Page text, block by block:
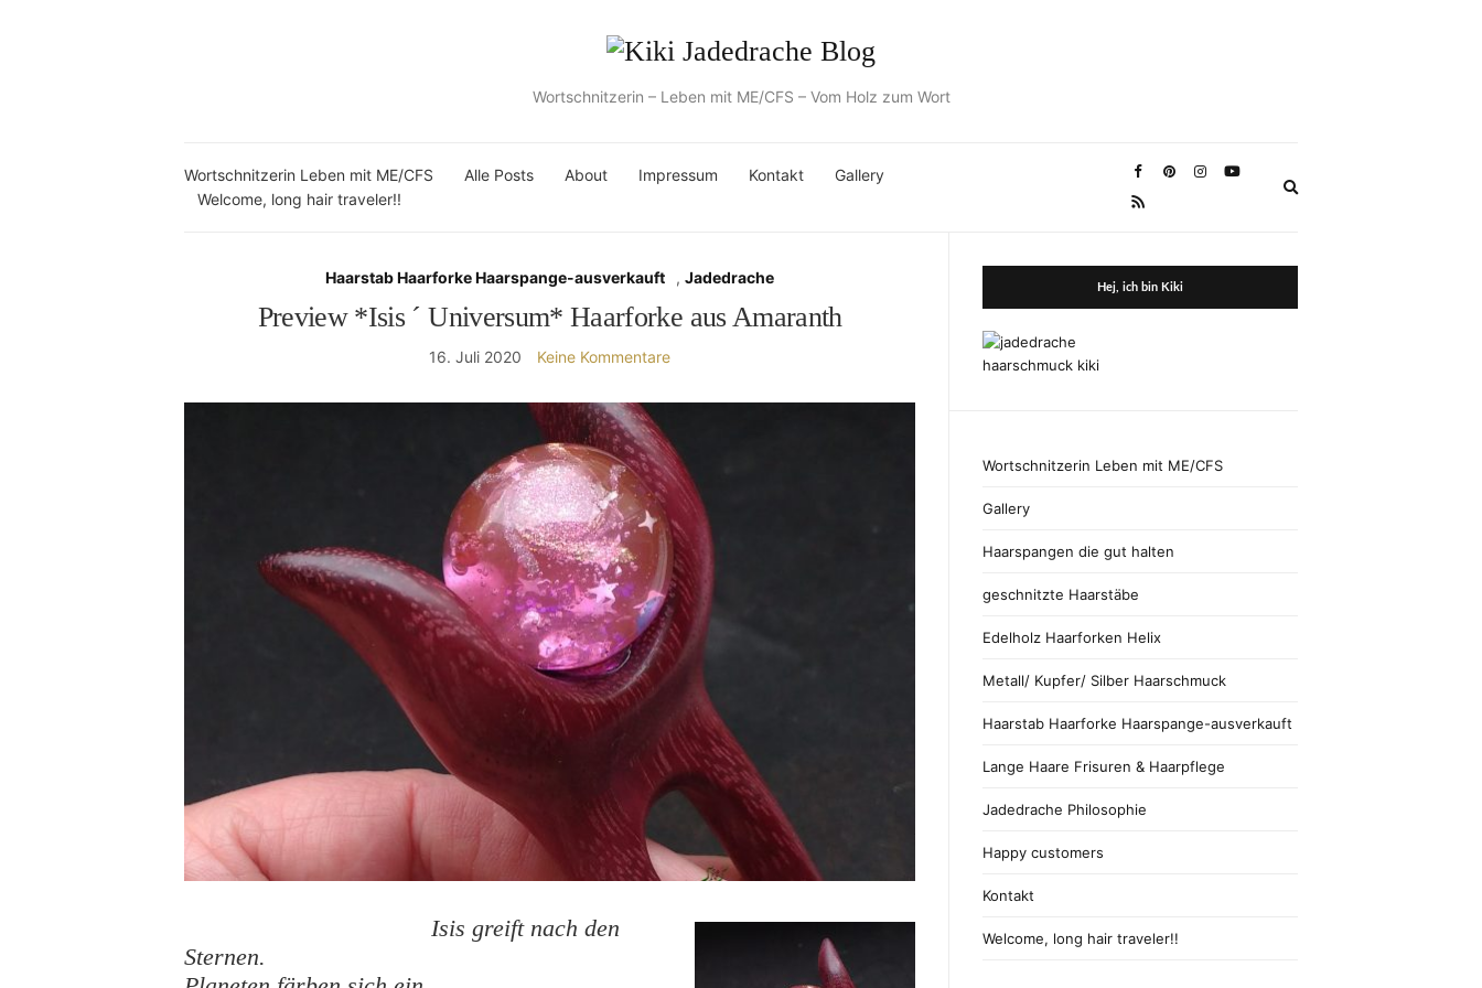
Wortschnitzerin – Leben mit ME/CFS – Vom Holz zum Wort
Wortschnitzerin Leben mit ME/CFS Alle Posts About Impressum Kontakt
Gallery
Welcome, long hair traveler!!
Haarstab Haarforke Haarspange-ausverkauft ,Jadedrache
Preview *Isis ´ Universum* Haarforke aus Amaranth
16. Juli 2020 Keine Kommentare
Isis greift nach den
Sternen.
Hej, ich bin Kiki
Wortschnitzerin Leben mit ME/CFS
Gallery
Haarspangen die gut halten
geschnitzte Haarstäbe
Edelholz Haarforken Helix
Metall/ Kupfer/ Silber Haarschmuck
Haarstab Haarforke Haarspange-ausverkauft
Lange Haare Frisuren & Haarpflege
Jadedrache Philosophie
Happy customers
Kontakt
Welcome, long hair traveler!!